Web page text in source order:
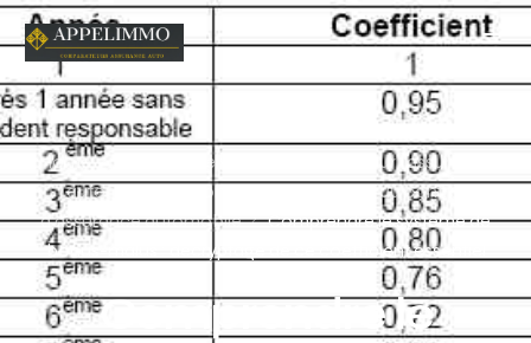
Home
Tout ce que vous devez savoir sur l'assurance
automobile
Comprendre les bases du contrat
d'assurance automobile
Comprendre le système de
bonus-malus : décryptage de ce coefficient essentiel
Comprendre le